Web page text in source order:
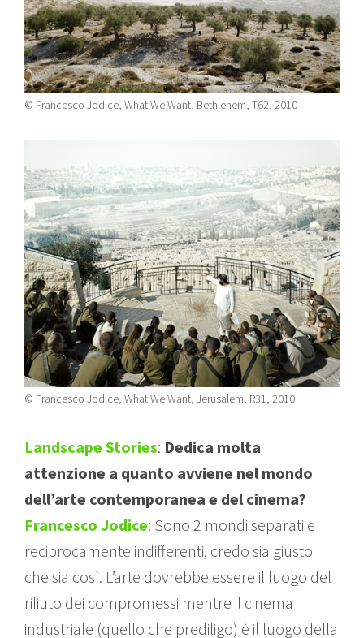
© Francesco Jodice, What We Want, Bethlehem, T62, 2010
© Francesco Jodice, What We Want, Jerusalem, R31, 2010
Landscape Stories: Dedica molta
attenzione a quanto avviene nel mondo
dell’arte contemporanea e del cinema?
Francesco Jodice: Sono 2 mondi separati e
reciprocamente indifferenti, credo sia giusto
che sia così. L’arte dovrebbe essere il luogo del
rifiuto dei compromessi mentre il cinema
industriale (quello che prediligo) è il luogo della